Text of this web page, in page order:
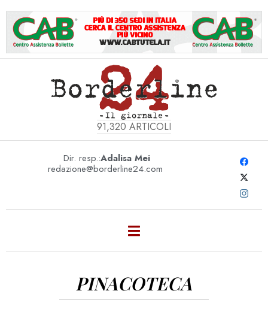
91,320 ARTICOLI
Dir. resp.:Adalisa Mei
redazione@borderline24.com
PINACOTECA